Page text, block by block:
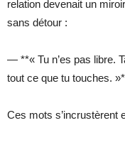
relation devenait un
sans détour :
— **« Tu n’es pas libre.
tout ce que tu touches.
Ces mots s’incrustèrent